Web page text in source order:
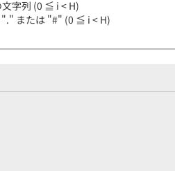
文字列 (0 ≦ i < H)
"." または "#" (0 ≦ i < H)